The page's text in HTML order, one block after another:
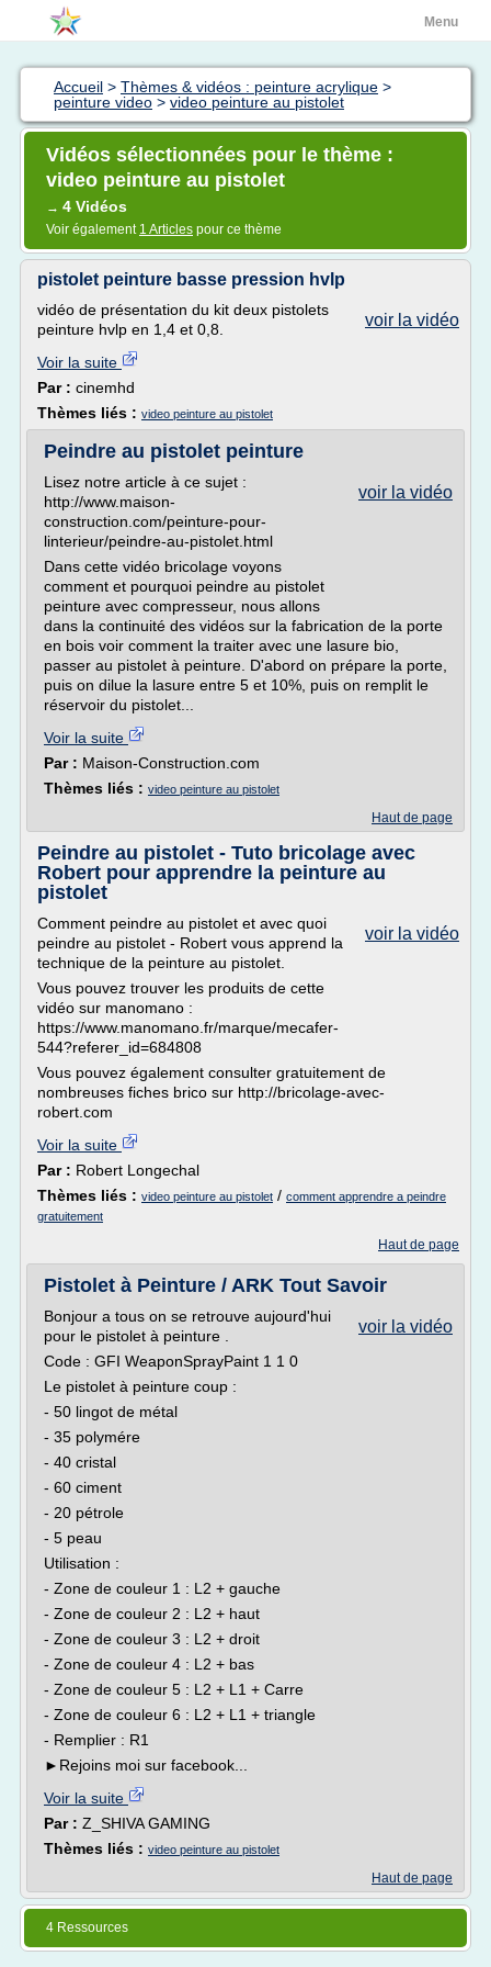
Menu
Accueil > Thèmes & vidéos : peinture acrylique >
peinture video > video peinture au pistolet
Vidéos sélectionnées pour le thème :
video peinture au pistolet
→ 4 Vidéos
Voir également 1 Articles pour ce thème
pistolet peinture basse pression hvlp
voir la vidéo
vidéo de présentation du kit deux pistolets
peinture hvlp en 1,4 et 0,8.
Voir la suite
Par : cinemhd
Thèmes liés : video peinture au pistolet
Peindre au pistolet peinture
voir la vidéo
Lisez notre article à ce sujet :
http://www.maison-
construction.com/peinture-pour-
linterieur/peindre-au-pistolet.html
Dans cette vidéo bricolage voyons
comment et pourquoi peindre au pistolet
peinture avec compresseur, nous allons
dans la continuité des vidéos sur la fabrication de la porte
en bois voir comment la traiter avec une lasure bio,
passer au pistolet à peinture. D'abord on prépare la porte,
puis on dilue la lasure entre 5 et 10%, puis on remplit le
réservoir du pistolet...
Voir la suite
Par : Maison-Construction.com
Thèmes liés : video peinture au pistolet
Haut de page
Peindre au pistolet - Tuto bricolage avec
Robert pour apprendre la peinture au
pistolet
voir la vidéo
Comment peindre au pistolet et avec quoi
peindre au pistolet - Robert vous apprend la
technique de la peinture au pistolet.
Vous pouvez trouver les produits de cette
vidéo sur manomano :
https://www.manomano.fr/marque/mecafer-
544?referer_id=684808
Vous pouvez également consulter gratuitement de
nombreuses fiches brico sur http://bricolage-avec-
robert.com
Voir la suite
Par : Robert Longechal
Thèmes liés : video peinture au pistolet / comment apprendre a peindre
gratuitement
Haut de page
Pistolet à Peinture / ARK Tout Savoir
voir la vidéo
Bonjour a tous on se retrouve aujourd'hui
pour le pistolet à peinture .
Code : GFI WeaponSprayPaint 1 1 0
Le pistolet à peinture coup :
- 50 lingot de métal
- 35 polymére
- 40 cristal
- 60 ciment
- 20 pétrole
- 5 peau
Utilisation :
- Zone de couleur 1 : L2 + gauche
- Zone de couleur 2 : L2 + haut
- Zone de couleur 3 : L2 + droit
- Zone de couleur 4 : L2 + bas
- Zone de couleur 5 : L2 + L1 + Carre
- Zone de couleur 6 : L2 + L1 + triangle
- Remplier : R1
►Rejoins moi sur facebook...
Voir la suite
Par : Z_SHIVA GAMING
Thèmes liés : video peinture au pistolet
Haut de page
4 Ressources